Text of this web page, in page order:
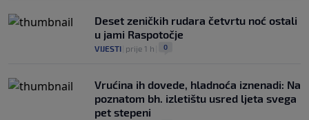
Deset zeničkih rudara četvrtu noć ostali
u jami Raspotočje
VIJESTI prije 1 h 0
Vrućina ih dovede, hladnoća iznenadi: Na
poznatom bh. izletištu usred ljeta svega
pet stepeni